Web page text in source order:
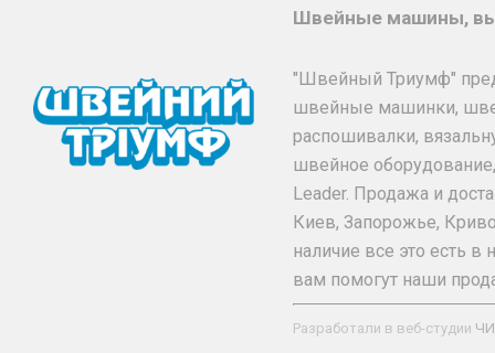
Швейные машины,
"Швейный Триумф"
швейные машинки,
распошивалки,
швейное
Leader. Продажа и
Киев, Запорожье,
наличие все это есть
вам помогут наши
Разработали в веб-студии